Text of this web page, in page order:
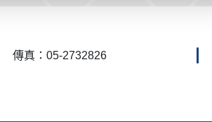
傳真：05-2732826